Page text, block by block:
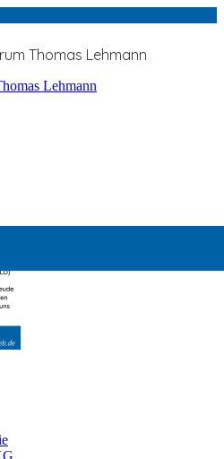
Thomas Lehmann
Masseur